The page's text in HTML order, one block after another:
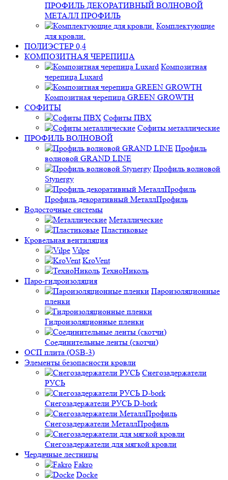
ПРОФИЛЬ ДЕКОРАТИВНЫЙ ВОЛНОВОЙ
МЕТАЛЛ ПРОФИЛЬ
Комплектующие
для кровли.
ПОЛИЭСТЕР 0,4
КОМПОЗИТНАЯ ЧЕРЕПИЦА
Композитная
черепица Luxard
Композитная черепица GREEN GROWTH
СОФИТЫ
Софиты ПВХ
Софиты металлические
ПРОФИЛЬ ВОЛНОВОЙ
Профиль
волновой GRAND LINE
Профиль волновой
Stynergy
Профиль декоративный МеталлПрофиль
Водосточные системы
Металлические
Пластиковые
Кровельная вентиляция
Vilpe
KroVent
ТехноНиколь
Паро-гидроизоляция
Пароизоляционные
пленки
Гидроизоляционные пленки
Соединительные ленты (скотчи)
ОСП плита (OSB-3)
Элементы безопасности кровли
Снегозадержатели
РУСЬ
Снегозадержатели РУСЬ D-bork
Снегозадержатели МеталлПрофиль
Снегозадержатели для мягкой кровли
Чердачные лестницы
Fakro
Docke